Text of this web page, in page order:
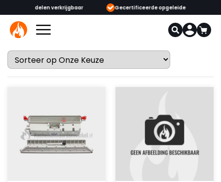
Gecertificeerde opgeleide adviseurs & monteurs